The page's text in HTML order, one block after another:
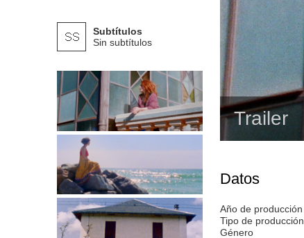
Subtítulos
Sin subtítulos
Trailer
Datos
Año de producción
Tipo de producción
Género